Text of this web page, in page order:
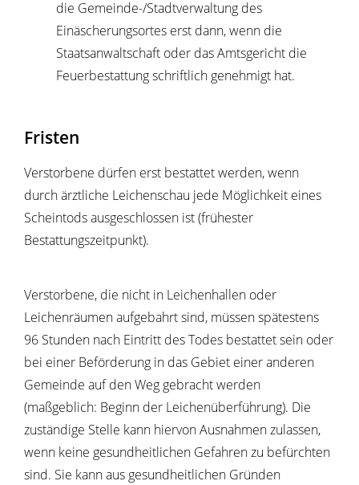
die Gemeinde-/Stadtverwaltung des
Einäscherungsortes erst dann, wenn die
Staatsanwaltschaft oder das Amtsgericht die
Feuerbestattung schriftlich genehmigt hat.
Fristen
Verstorbene dürfen erst bestattet werden, wenn
durch ärztliche Leichenschau jede Möglichkeit eines
Scheintods ausgeschlossen ist (frühester
Bestattungszeitpunkt).
Verstorbene, die nicht in Leichenhallen oder
Leichenräumen aufgebahrt sind, müssen spätestens
96 Stunden nach Eintritt des Todes bestattet sein oder
bei einer Beförderung in das Gebiet einer anderen
Gemeinde auf den Weg gebracht werden
(maßgeblich: Beginn der Leichenüberführung). Die
zuständige Stelle kann hiervon Ausnahmen zulassen,
wenn keine gesundheitlichen Gefahren zu befürchten
sind. Sie kann aus gesundheitlichen Gründen